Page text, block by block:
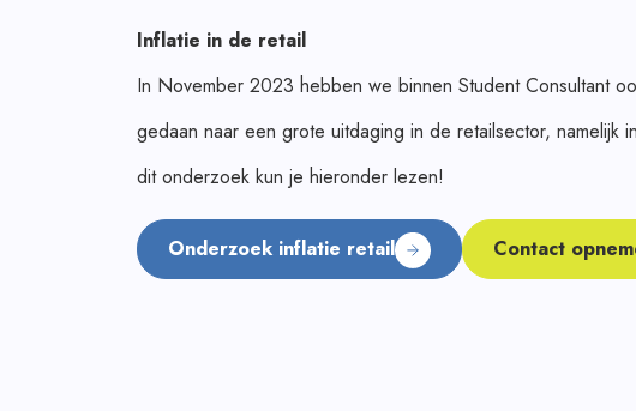
Inflatie in de retail
In November 2023 hebben we binnen Student Consultant
gedaan naar een grote uitdaging in de retailsector, namelijk
dit onderzoek kun je hieronder lezen!
Onderzoek inflatie retail Contact